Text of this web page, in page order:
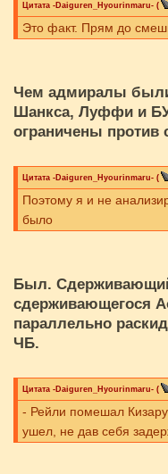
Цитата -Daiguren_Hyourinmaru- (
Это факт. Прям до
Чем адмиралы
Шанкса, Луффи и
ограничены против
Цитата -Daiguren_Hyourinmaru- (
Поэтому я и не
было
Был.
сдерживающегося
параллельно
ЧБ.
Цитата -Daiguren_Hyourinmaru- (
- Рейли помешал
ушел, не дав себя